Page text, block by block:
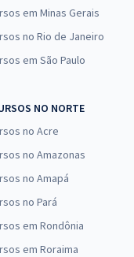
em Minas Gerais
no Rio de Janeiro
em São Paulo
NO NORTE
no Acre
no Amazonas
no Amapá
no Pará
em Rondônia
em Roraima